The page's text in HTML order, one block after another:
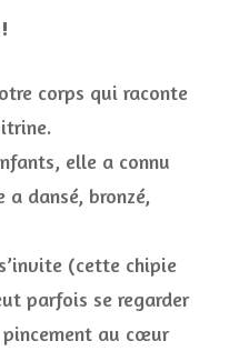
corps qui raconte
elle a connu
dansé, bronzé,
(cette chipie
parfois se regarder
au cœur